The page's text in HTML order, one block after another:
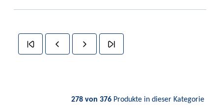
278 von 376 Produkte in dieser Kategorie